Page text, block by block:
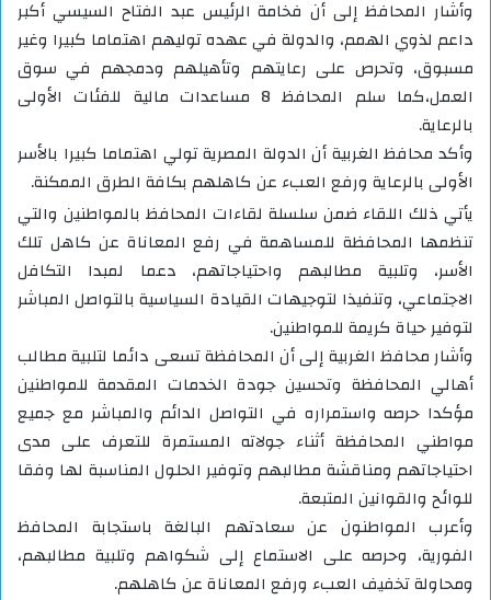
وأشار المحافظ إلى أن فخامة الرئيس عبد الفتاح السيسي أكبر
داعم لذوي الهمم، والدولة في عهده توليهم اهتماما كبيرا وغير
مسبوق، وتحرص على رعايتهم وتأهيلهم ودمجهم في سوق
العمل،كما سلم المحافظ 8 مساعدات مالية للفئات الأولى
بالرعاية.
وأكد محافظ الغربية أن الدولة المصرية تولي اهتماما كبيرا بالأسر
الأولى بالرعاية ورفع العبء عن كاهلهم بكافة الطرق الممكنة.
يأتي ذلك اللقاء ضمن سلسلة لقاءات المحافظ بالمواطنين والتي
تنظمها المحافظة للمساهمة في رفع المعاناة عن كاهل تلك
الأسر، وتلبية مطالبهم واحتياجاتهم، دعما لمبدا التكافل
الاجتماعي، وتنفيذا لتوجيهات القيادة السياسية بالتواصل المباشر
لتوفير حياة كريمة للمواطنين.
وأشار محافظ الغربية إلى أن المحافظة تسعى دائما لتلبية مطالب
أهالي المحافظة وتحسين جودة الخدمات المقدمة للمواطنين
مؤكدا حرصه واستمراره في التواصل الدائم والمباشر مع جميع
مواطني المحافظة أثناء جولاته المستمرة للتعرف على مدى
احتياجاتهم ومناقشة مطالبهم وتوفير الحلول المناسبة لها وفقا
للوائح والقوانين المتبعة.
وأعرب المواطنون عن سعادتهم البالغة باستجابة المحافظ
الفورية، وحرصه على الاستماع إلى شكواهم وتلبية مطالبهم،
ومحاولة تخفيف العبء ورفع المعاناة عن كاهلهم.